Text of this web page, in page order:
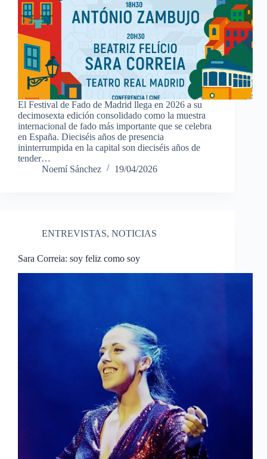
El Festival de Fado de Madrid llega en 2026 a su
decimosexta edición consolidado como la muestra
internacional de fado más importante que se celebra
en España. Dieciséis años de presencia
ininterrumpida en la capital son dieciséis años de
tender…
Noemí Sánchez
19/04/2026
ENTREVISTAS, NOTICIAS
Sara Correia: soy feliz como soy